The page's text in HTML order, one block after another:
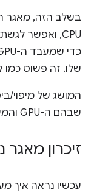
שלו. זה פשוט כמו
המושג של מיפוי/
שבהם ה-GPU והמעבד ניגשים לזיכרון בו-זמנית.
זיכרון מאגר